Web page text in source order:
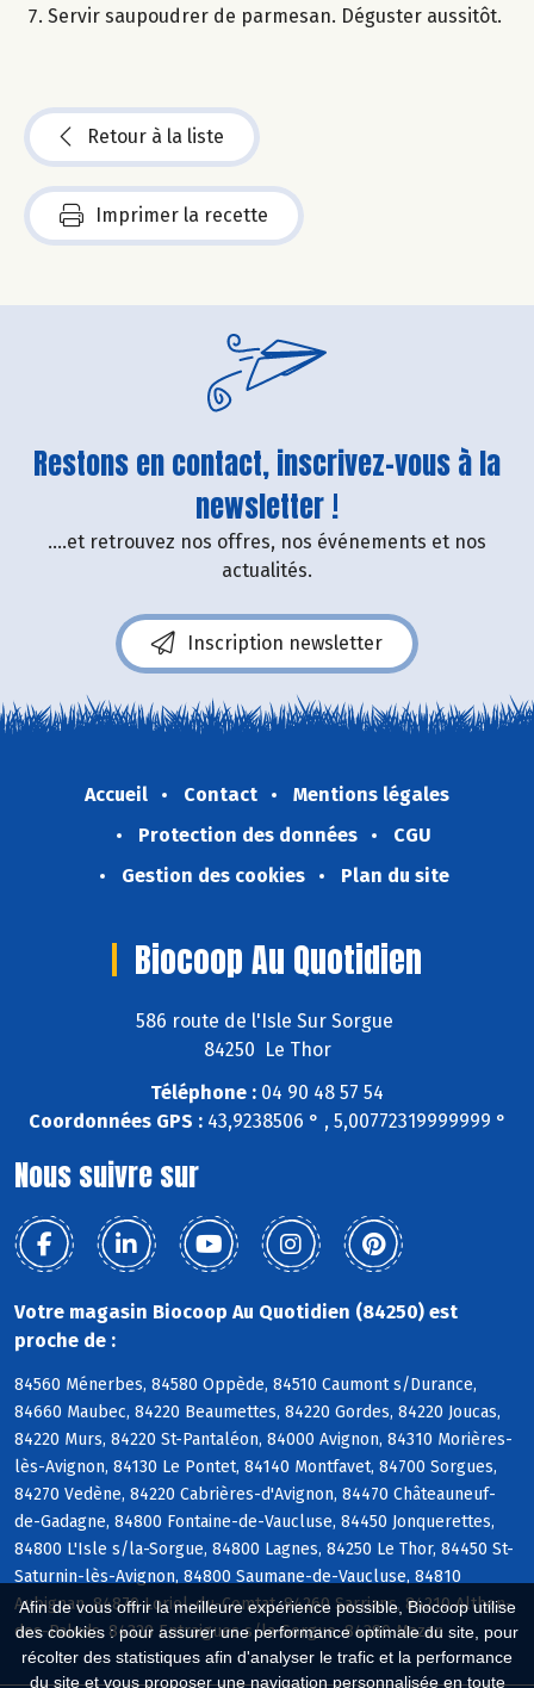
Afin de vous offrir la meilleure expérience possible, Biocoop utilise
des cookies : pour assurer une performance optimale du site, pour
récolter des statistiques afin d'analyser le trafic et la performance
du site et vous proposer une navigation personnalisée en toute
Servir saupoudrer de parmesan. Déguster aussitôt.
Retour à la liste
Imprimer la recette
Restons en contact, inscrivez-vous à la
newsletter !
....et retrouvez nos offres, nos événements et nos
actualités.
Inscription newsletter
Accueil Contact
Mentions légales
Protection des données
CGU
Gestion des cookies
Plan du site
Biocoop Au Quotidien
586 route de l'Isle Sur Sorgue
84250 Le Thor
Téléphone : 04 90 48 57 54
Coordonnées GPS :43,9238506 ° , 5,00772319999999 °
Nous suivre sur
Votre magasin Biocoop Au Quotidien (84250) est
proche de :
84560 Ménerbes, 84580 Oppède, 84510 Caumont s/Durance,
84660 Maubec, 84220 Beaumettes, 84220 Gordes, 84220 Joucas,
84220 Murs, 84220 St-Pantaléon, 84000 Avignon, 84310 Morières-
lès-Avignon, 84130 Le Pontet, 84140 Montfavet, 84700 Sorgues,
84270 Vedène, 84220 Cabrières-d'Avignon, 84470 Châteauneuf-
de-Gadagne, 84800 Fontaine-de-Vaucluse, 84450 Jonquerettes,
84800 L'Isle s/la-Sorgue, 84800 Lagnes, 84250 Le Thor, 84450 St-
Saturnin-lès-Avignon, 84800 Saumane-de-Vaucluse, 84810
Aubignan, 84870 Loriol-du-Comtat, 84260 Sarrians, 84210 Althen-
des-Paluds, 84320 Entraigues s/la-Sorgue, 84380 Mazan